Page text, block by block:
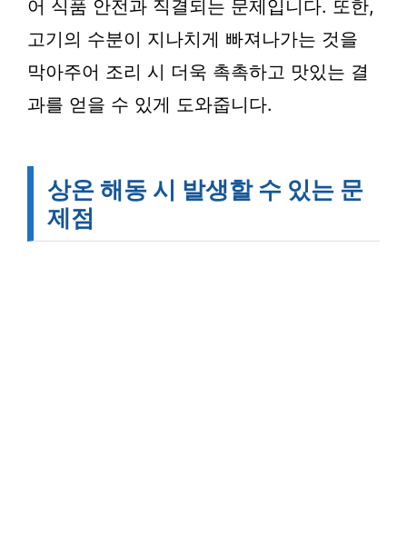
어 식품 안전과 직결되는 문제입니다. 또한,
고기의 수분이 지나치게 빠져나가는 것을
막아주어 조리 시 더욱 촉촉하고 맛있는 결
과를 얻을 수 있게 도와줍니다.
상온 해동 시 발생할 수 있는 문
제점